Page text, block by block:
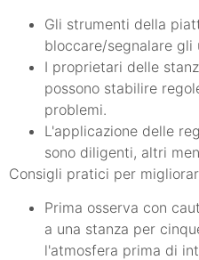
Gli strumenti della
bloccare/segnalare gli
I proprietari delle
possono stabilire
problemi.
L'applicazione delle
sono diligenti, altri
Consigli pratici per
Prima osserva con
a una stanza per
l'atmosfera prima di